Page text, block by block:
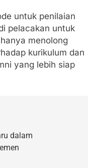
untuk penilaian
pelacakan untuk
menolong
kurikulum dan
yang lebih siap
dalam